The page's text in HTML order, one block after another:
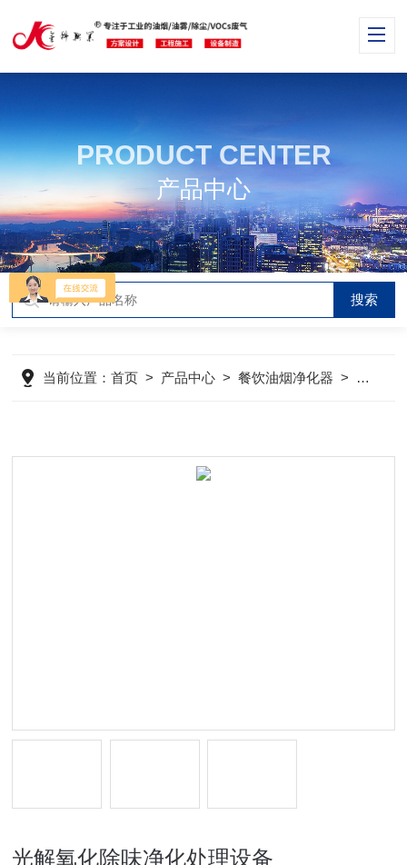
PRODUCT CENTER
产品中心
当前位置：首页 > 产品中心 >餐饮油烟净化器 > 光解氧
光解氧化除味净化处理设备